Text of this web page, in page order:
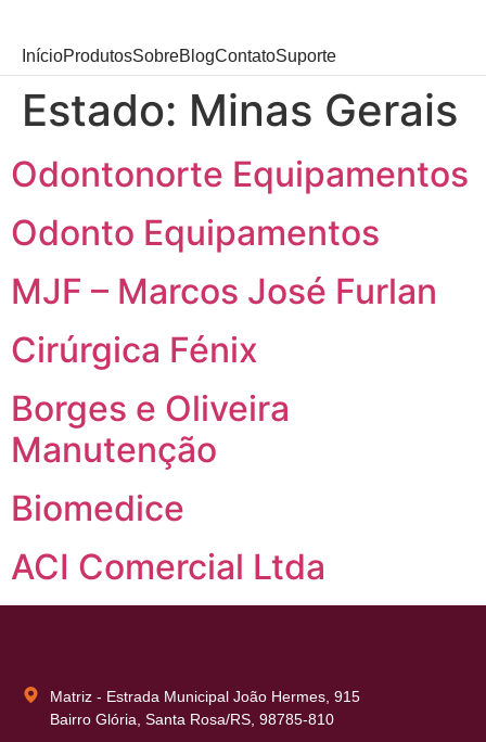
InícioProdutosSobreBlogContatoSuporte
Estado: Minas Gerais
Odontonorte Equipamentos
Odonto Equipamentos
MJF – Marcos José Furlan
Cirúrgica Fénix
Borges e Oliveira
Manutenção
Biomedice
ACI Comercial Ltda
Matriz - Estrada Municipal João Hermes, 915
Bairro Glória, Santa Rosa/RS, 98785-810